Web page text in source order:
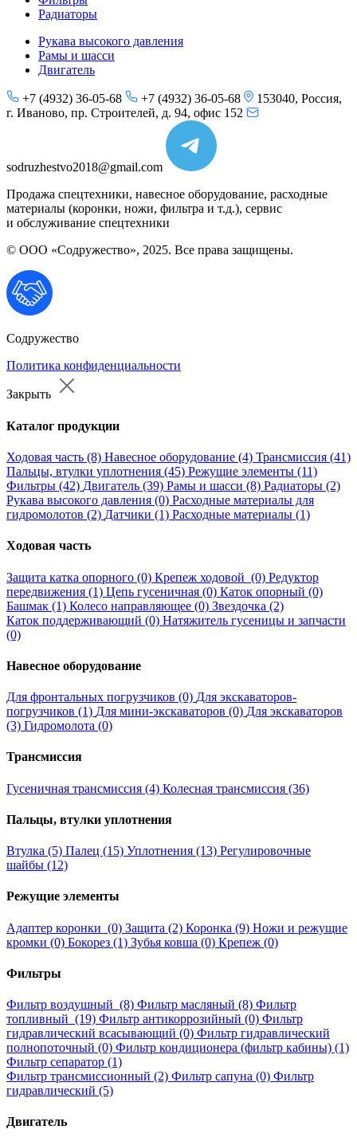
Радиаторы
Рукава высокого давления
Рамы и шасси
Двигатель
+7 (4932) 36-05-68 +7 (4932) 36-05-68
153040, Россия,
г. Иваново, пр. Строителей, д. 94, офис 152
sodruzhestvo2018@gmail.com
Продажа спецтехники, навесное оборудование, расходные
материалы (коронки, ножи, фильтра и т.д.), сервис
и обслуживание спецтехники
© ООО «Содружество», 2025. Все права защищены.
Содружество
Политика конфиденциальности
Закрыть
Каталог продукции
Ходовая часть (8) Навесное оборудование (4) Трансмиссия (41)
Пальцы, втулки уплотнения (45) Режущие элементы (11)
Фильтры (42) Двигатель (39) Рамы и шасси (8) Радиаторы (2)
Рукава высокого давления (0) Расходные материалы для
гидромолотов (2) Датчики (1) Расходные материалы (1)
Ходовая часть
Защита катка опорного (0) Крепеж ходовой (0) Редуктор
передвижения (1) Цепь гусеничная (0) Каток опорный (0)
Башмак (1) Колесо направляющее (0) Звездочка (2)
Каток поддерживающий (0) Натяжитель гусеницы и запчасти
(0)
Навесное оборудование
Для фронтальных погрузчиков (0) Для экскаваторов-
погрузчиков (1) Для мини-экскаваторов (0) Для экскаваторов
(3) Гидромолота (0)
Трансмиссия
Гусеничная трансмиссия (4) Колесная трансмиссия (36)
Пальцы, втулки уплотнения
Втулка (5) Палец (15) Уплотнения (13) Регулировочные
шайбы (12)
Режущие элементы
Адаптер коронки (0) Защита (2) Коронка (9) Ножи и режущие
кромки (0) Бокорез (1) Зубья ковша (0) Крепеж (0)
Фильтры
Фильтр воздушный (8) Фильтр масляный (8) Фильтр
топливный (19) Фильтр антикоррозийный (0) Фильтр
гидравлический всасывающий (0) Фильтр гидравлический
полнопоточный (0) Фильтр кондиционера (фильтр кабины) (1)
Фильтр сепаратор (1)
Фильтр трансмиссионный (2) Фильтр сапуна (0) Фильтр
гидравлический (5)
Двигатель